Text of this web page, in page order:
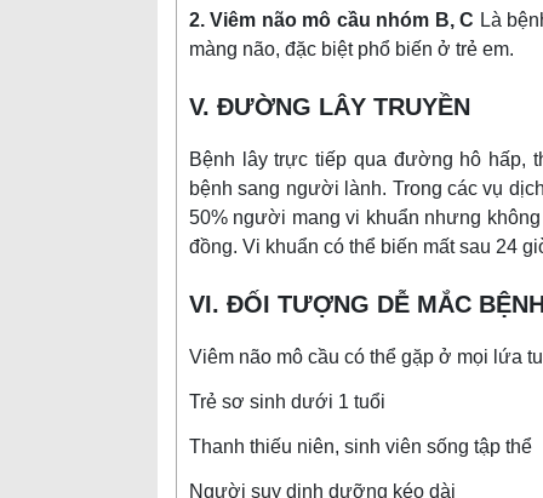
2. Viêm não mô cầu nhóm B, C Là
màng não, đặc biệt phổ biến ở trẻ em.
V. ĐƯỜNG LÂY TRUYỀN
Bệnh lây trực tiếp qua đường hô hấp,
bệnh sang người lành. Trong các vụ
50% người mang vi khuẩn nhưng
đồng. Vi khuẩn có thể biến mất sau 24
VI. ĐỐI TƯỢNG DỄ MẮC
Viêm não mô cầu có thể gặp ở mọi lứa
Trẻ sơ sinh dưới 1 tuổi
Thanh thiếu niên, sinh viên sống tập thể
Người suy dinh dưỡng kéo dài